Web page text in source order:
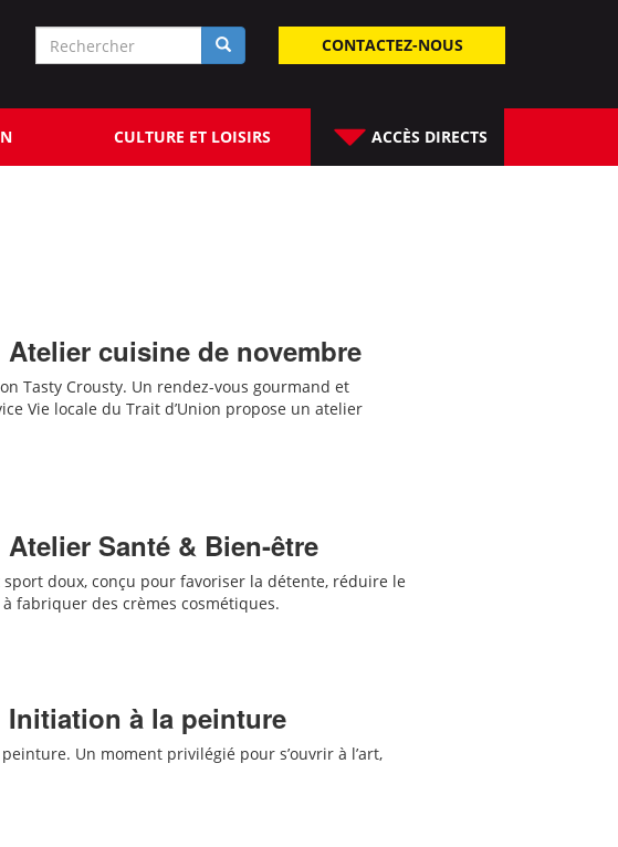
CONTACTEZ-NOUS
Formulaire
rechercheCULTURE ET LOISIRS ACCÈS DIRECTS
cuisine de novembre
Tasty Crousty. Un rendez-vous gourmand et
Vie locale du Trait d’Union propose un atelier
Santé & Bien-être
doux, conçu pour favoriser la détente, réduire le
fabriquer des crèmes cosmétiques.
à la peinture
Un moment privilégié pour s’ouvrir à l’art,